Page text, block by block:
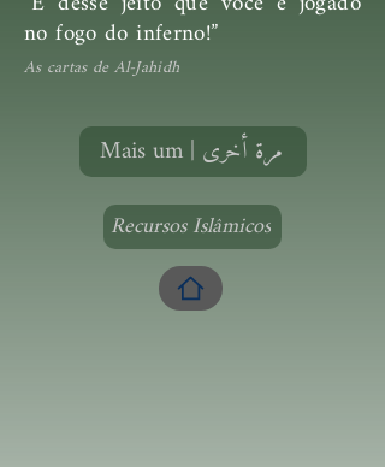
no fogo do inferno!”
As cartas de Al-Jahidh
Mais um | مرة أخرى
Recursos Islâmicos